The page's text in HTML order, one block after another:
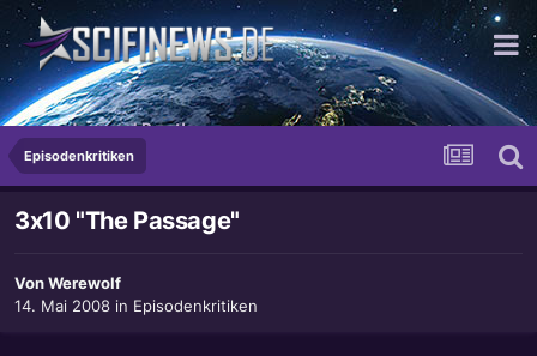
...na dann mal Prost!
Episodenkritiken
3x10 "The Passage"
VonWerewolf
14. Mai 2008 in Episodenkritiken